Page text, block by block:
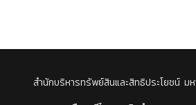
สำนักบริหารทรัพย์สินและสิทธิประโยชน์ ม